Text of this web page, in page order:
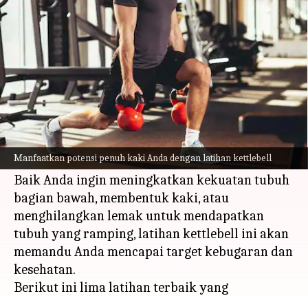
Manfaatkan potensi penuh kaki Anda dengan latihan kettlebell
Perkuat kaki Anda dengan
latihan kettlebell ini
menulis Taufiq Al Jufri Jun 26, 2023 11:59 am
Apa ceritanya
Bersiaplah untuk memperkuat kaki Anda dan
membentuk otot bokong dengan latihan
kettlebell.
Baik Anda ingin meningkatkan kekuatan tubuh
bagian bawah, membentuk kaki, atau
menghilangkan lemak untuk mendapatkan
tubuh yang ramping, latihan kettlebell ini akan
memandu Anda mencapai target kebugaran dan
kesehatan.
Berikut ini lima latihan terbaik yang